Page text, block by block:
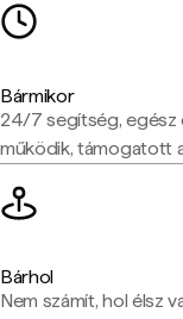
Bármikor
24/7 segítség, egész
működik, támogatott
Bárhol
Nem számít, hol élsz